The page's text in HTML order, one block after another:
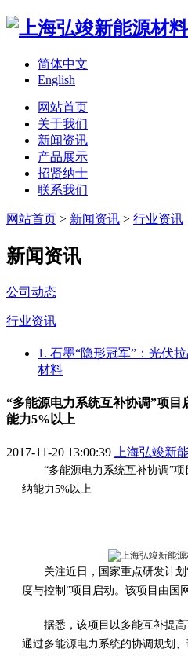
简体中文
English
网站首页
关于我们
新闻资讯
产品展示
招贤纳士
联系我们
网站首页 > 新闻资讯 > 行业资讯
新闻资讯
公司动态
行业资讯
1. 石墨“隐形冠军”：光伏
材料
“多能源电力系统互补协调”项目
能力5%以上
2017-11-20 13:00:39 上海弘竣新
“多能源电力系统互补协调”
纳能力5%以上
关注近日，国家重点研发计
度与控制”项目启动。该项目由国
据悉，该项目以多能互补提
通过多能源电力系统的协调规划